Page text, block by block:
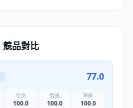
競品對比
77.0
引文
100.0
情感
100.0
準確
100.0